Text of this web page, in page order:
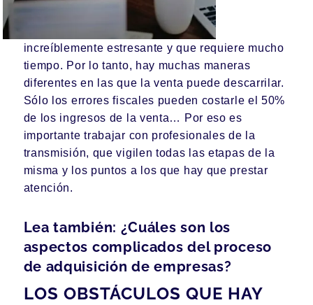
increíblemente estresante y que requiere mucho
tiempo. Por lo tanto, hay muchas maneras
diferentes en las que la venta puede descarrilar.
Sólo los errores fiscales pueden costarle el 50%
de los ingresos de la venta… Por eso es
importante trabajar con profesionales de la
transmisión, que vigilen todas las etapas de la
misma y los puntos a los que hay que prestar
atención.
Lea también: ¿Cuáles son los
aspectos complicados del proceso
de adquisición de empresas?
LOS OBSTÁCULOS QUE HAY